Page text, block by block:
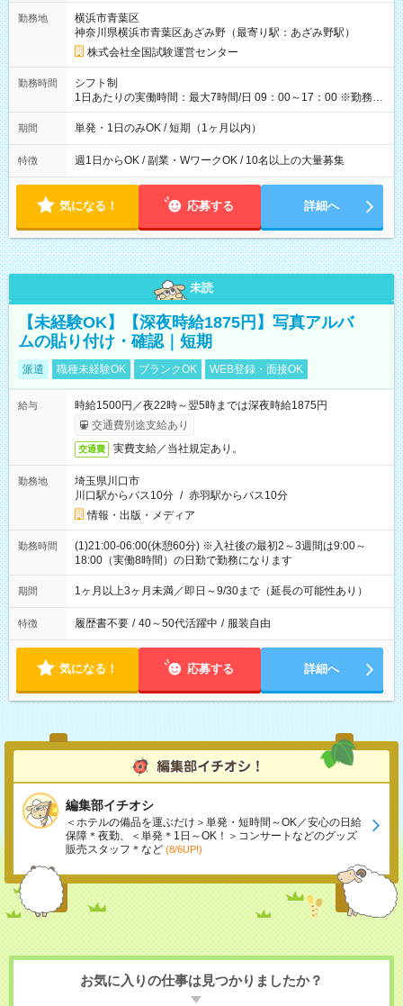
例】 ・河合塾模擬試験 8:30～17:30（休憩1時間） 時給1,300円
×8時間＝日収10,400円＋交通費 ※当日の役割により時給＋100
円の場合あり ・国家試験 7:00～13:30（休憩なし） 時給1,300
円（役割手当＋100円）×6時間＝日収8,400円＋交通費 【試用期
間】試用期間なし
勤務地
横浜市青葉区
神奈川県横浜市青葉区あざみ野（最寄り駅：あざみ野駅）
株式会社全国試験運営センター
勤務時間
シフト制
1日あたりの実働時間：最大7時間/日 09：00～17：00 ※勤務時
間は 試験により異なります。
期間 単発・1日のみOK / 短期（1ヶ月以内）
特徴 週1日からOK / 副業・WワークOK / 10名以上の大量募集
気になる！ 応募する 詳細へ
未読
【未経験OK】【深夜時給1875円】写真アルバ
ムの貼り付け・確認｜短期
派遣 職種未経験OK ブランクOK WEB登録・面接OK
給与
時給1500円／夜22時～翌5時までは深夜時給1875円
交通費別途支給あり
交通費 実費支給／当社規定あり。
勤務地
埼玉県川口市
川口駅からバス10分 / 赤羽駅からバス10分
情報・出版・メディア
勤務時間
(1)21:00-06:00(休憩60分) ※入社後の最初2～3週間は9:00～
18:00（実働8時間）の日勤で勤務になります
期間 1ヶ月以上3ヶ月未満／即日～9/30まで（延長の可能性あり）
特徴 履歴書不要 / 40～50代活躍中 / 服装自由
気になる！ 応募する 詳細へ
編集部イチオシ
＜ホテルの備品を運ぶだけ＞単発・短時間～OK／安心の日給
保障＊夜勤、＜単発＊1日～OK！＞コンサートなどのグッズ
販売スタッフ＊など (8/6UP!)
お気に入りの仕事は見つかりましたか？